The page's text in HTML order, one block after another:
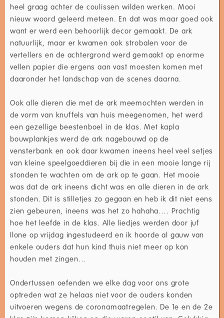
heel graag achter de coulissen wilden werken. Mooi
nieuw woord geleerd meteen. En dat was maar goed ook
want er werd een behoorlijk decor gemaakt. De ark
natuurlijk, maar er kwamen ook strobalen voor de
vertellers en de achtergrond werd gemaakt op enorme
vellen papier die ergens aan vast moesten komen met
daaronder het landschap van de scenes daarna.
Ook alle dieren die met de ark meemochten werden in
de vorm van knuffels van huis meegenomen, het werd
een gezellige beestenboel in de klas. Met kapla
bouwplankjes werd de ark nagebouwd op de
vensterbank en ook daar kwamen ineens heel veel setjes
van kleine speelgoeddieren bij die in een mooie lange rij
stonden te wachten om de ark op te gaan. Het mooie
was dat de ark ineens dicht was en alle dieren in de ark
stonden. Dit is stilletjes zo gegaan en heb ik dit niet eens
zien gebeuren, ineens was het zo hahaha…. Prachtig
hoe het leefde in de klas. Alle liedjes werden door juf
Ilone op vrijdag ingestudeerd en ik hoorde al gauw van
enkele ouders dat hun kind thuis niet meer op kon
houden met zingen…
Ondertussen oefenden we elke dag voor ons grote
optreden wat ze helaas niet voor de ouders konden
uitvoeren wegens de coronamaatregelen. De 1e en de 2e